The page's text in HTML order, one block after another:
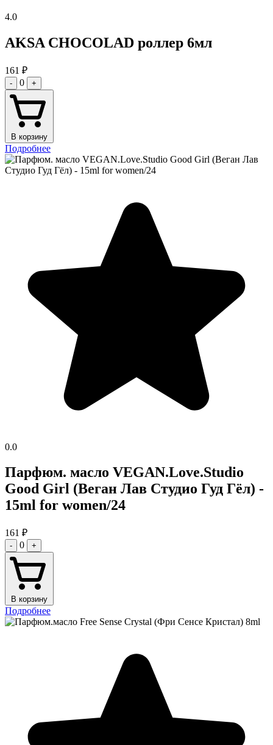
4.0
AKSA CHOCOLAD роллер 6мл
161 ₽
- 0 +
В корзину
Подробнее
0.0
Парфюм. масло VEGAN.Love.Studio
Good Girl (Веган Лав Студио Гуд Гёл) -
15ml for women/24
161 ₽
- 0 +
В корзину
Подробнее